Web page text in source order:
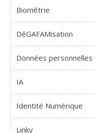
Biométrie
DéGAFAMisation
Données personnelles
IA
Identité Numérique
Linky